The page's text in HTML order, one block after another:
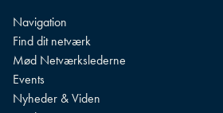
Navigation
Find dit netværk
Mød Netværkslederne
Events
Nyheder & Viden